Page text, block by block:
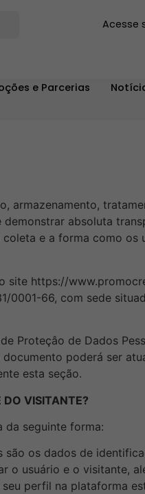
Acesse
e Parcerias
armazenamento,
absoluta
e a forma como os
https://
0001-66, com sede
Proteçâo de Dados
poderá ser
esta seção.
DO VISITANTE?
da seguinte forma:
os dados de
usuário e o visitante,
perfil na plataforma